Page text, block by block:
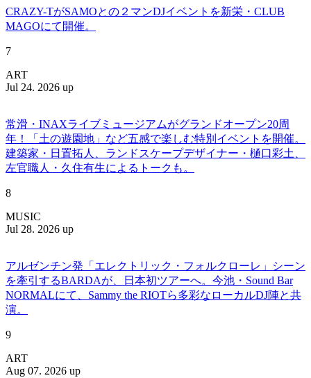
CRAZY-TがSAMOとの２マンDJイベントを新栄・CLUB
MAGOにて開催。
7
ART
Jul 24. 2026 up
常滑・INAXライブミュージアムがグランドオープン20周
年！「土の遊園地」など五感で楽しむ特別イベントを開催。
建築家・日置拓人、ランドスケープデザイナー・樋口彩土、
左官職人・久住有生によるトークも。
8
MUSIC
Jul 28. 2026 up
アルゼンチン発「エレクトリック・フォルクローレ」シーン
を牽引するBARDAが、日本初ツアーへ。今池・Sound Bar
NORMALにて、Sammy the RIOTら多彩なローカルDJ陣と共
演。
9
ART
Aug 07. 2026 up